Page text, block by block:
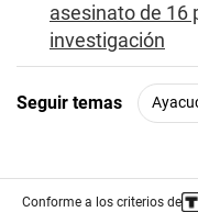
asesinato de 16
investigación
Seguir temas
Conforme a los criterios de